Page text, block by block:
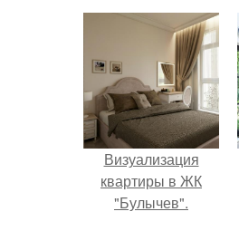
Визуализация
квартиры в ЖК
"Булычев".